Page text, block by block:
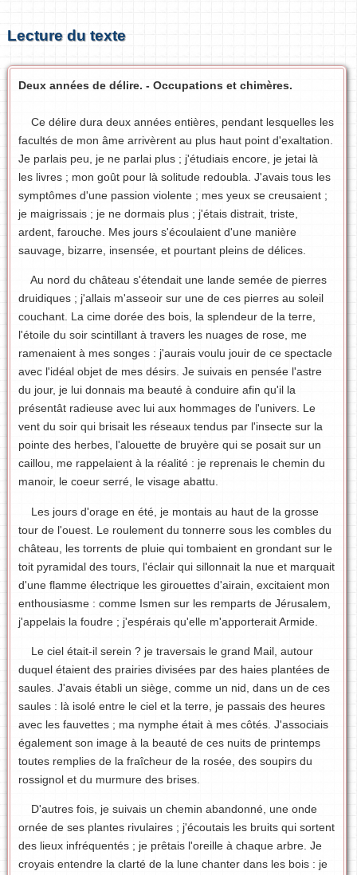
Lecture du texte
Deux années de délire. - Occupations et chimères.
Ce délire dura deux années entières, pendant lesquelles les
facultés de mon âme arrivèrent au plus haut point d'exaltation.
Je parlais peu, je ne parlai plus ; j'étudiais encore, je jetai là
les livres ; mon goût pour là solitude redoubla. J'avais tous les
symptômes d'une passion violente ; mes yeux se creusaient ;
je maigrissais ; je ne dormais plus ; j'étais distrait, triste,
ardent, farouche. Mes jours s'écoulaient d'une manière
sauvage, bizarre, insensée, et pourtant pleins de délices.
Au nord du château s'étendait une lande semée de pierres
druidiques ; j'allais m'asseoir sur une de ces pierres au soleil
couchant. La cime dorée des bois, la splendeur de la terre,
l'étoile du soir scintillant à travers les nuages de rose, me
ramenaient à mes songes : j'aurais voulu jouir de ce spectacle
avec l'idéal objet de mes désirs. Je suivais en pensée l'astre
du jour, je lui donnais ma beauté à conduire afin qu'il la
présentât radieuse avec lui aux hommages de l'univers. Le
vent du soir qui brisait les réseaux tendus par l'insecte sur la
pointe des herbes, l'alouette de bruyère qui se posait sur un
caillou, me rappelaient à la réalité : je reprenais le chemin du
manoir, le coeur serré, le visage abattu.
Les jours d'orage en été, je montais au haut de la grosse
tour de l'ouest. Le roulement du tonnerre sous les combles du
château, les torrents de pluie qui tombaient en grondant sur le
toit pyramidal des tours, l'éclair qui sillonnait la nue et marquait
d'une flamme électrique les girouettes d'airain, excitaient mon
enthousiasme : comme Ismen sur les remparts de Jérusalem,
j'appelais la foudre ; j'espérais qu'elle m'apporterait Armide.
Le ciel était-il serein ? je traversais le grand Mail, autour
duquel étaient des prairies divisées par des haies plantées de
saules. J'avais établi un siège, comme un nid, dans un de ces
saules : là isolé entre le ciel et la terre, je passais des heures
avec les fauvettes ; ma nymphe était à mes côtés. J'associais
également son image à la beauté de ces nuits de printemps
toutes remplies de la fraîcheur de la rosée, des soupirs du
rossignol et du murmure des brises.
D'autres fois, je suivais un chemin abandonné, une onde
ornée de ses plantes rivulaires ; j'écoutais les bruits qui sortent
des lieux infréquentés ; je prêtais l'oreille à chaque arbre. Je
croyais entendre la clarté de la lune chanter dans les bois : je